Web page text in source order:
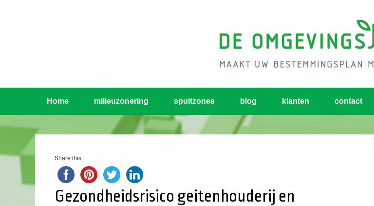
Home milieuzonering spuitzones blog klanten contact
Share this...
Gezondheidsrisico geitenhouderij en